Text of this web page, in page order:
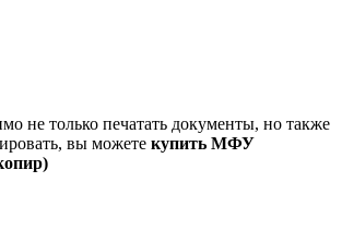
не только печатать документы, но также
вы можете купить МФУ